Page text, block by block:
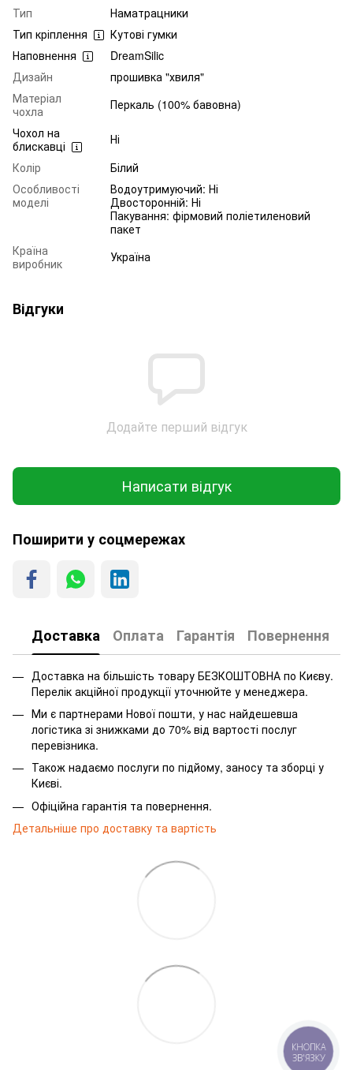
Тип
Наматрацники
Тип кріплення
Кутові гумки
Наповнення
DreamSilic
Дизайн
прошивка "хвиля"
Матеріал
чохла
Перкаль (100% бавовна)
Чохол на
блискавці
Ні
Колір
Білий
Особливості
моделі
Водоутримуючий: Ні
Двосторонній: Ні
Пакування: фірмовий поліетиленовий
пакет
Країна
виробник
Україна
Відгуки
Додайте перший відгук
Написати відгук
Поширити у соцмережах
Доставка Оплата Гарантія Повернення
Доставка на більшість товару БЕЗКОШТОВНА по Києву.
Перелік акційної продукції уточнюйте у менеджера.
Ми є партнерами Нової пошти, у нас найдешевша
логістика зі знижками до 70% від вартості послуг
перевізника.
Також надаємо послуги по підйому, заносу та зборці у
Києві.
Офіційна гарантія та повернення.
Детальніше про доставку та вартість
КНОПКА
ЗВ'ЯЗКУ